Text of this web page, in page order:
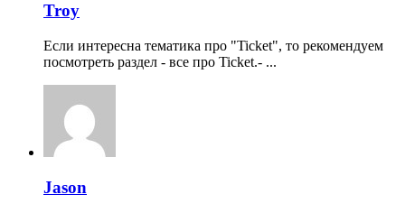
Troy
Если интересна тематика про "Ticket", то рекомендуем
посмотреть раздел - все про Ticket.- ...
Jason